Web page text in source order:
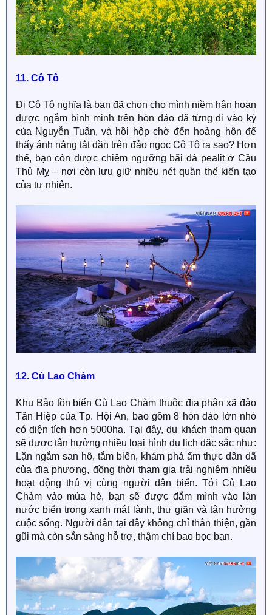
11. Cô Tô
Đi Cô Tô nghĩa là bạn đã chọn cho mình niềm hân hoan
được ngắm bình minh trên hòn đảo đã từng đi vào ký
của Nguyễn Tuân, và hồi hộp chờ đến hoàng hôn để
thấy ánh nắng tắt dần trên đảo ngọc Cô Tô ra sao? Hơn
thế, bạn còn được chiêm ngưỡng bãi đá pealit ở Cầu
Thủ Mỵ – nơi còn lưu giữ nhiều nét quần thể kiến tạo
của tự nhiên.
12. Cù Lao Chàm
Khu Bảo tồn biển Cù Lao Chàm thuộc địa phận xã đảo
Tân Hiệp của Tp. Hội An, bao gồm 8 hòn đảo lớn nhỏ
có diện tích hơn 5000ha. Tại đây, du khách tham quan
sẽ được tận hưởng nhiều loại hình du lịch đặc sắc như:
Lặn ngắm san hô, tắm biển, khám phá ẩm thực dân dã
của địa phương, đồng thời tham gia trải nghiệm nhiều
hoạt động thú vị cùng người dân biển. Tới Cù Lao
Chàm vào mùa hè, bạn sẽ được đắm mình vào làn
nước biển trong xanh mát lành, thư giãn và tận hưởng
cuộc sống. Người dân tại đây không chỉ thân thiện, gần
gũi mà còn sẵn sàng hỗ trợ, thậm chí bao bọc bạn.